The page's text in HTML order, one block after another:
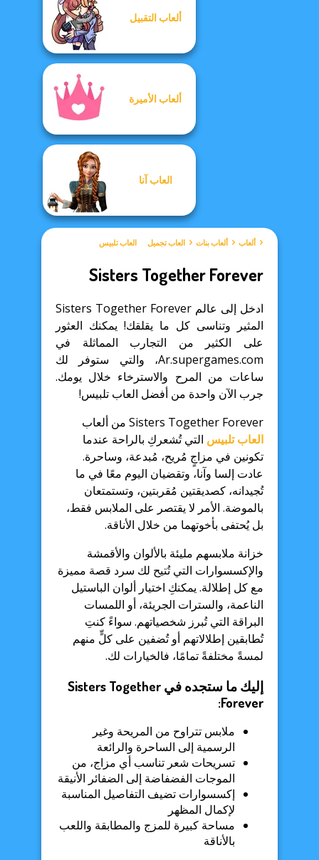
ألعاب التقبيل
ألعاب الأميرة
العاب آنا
ألعاب ألعاب بنات العاب تجميل العاب تلبيس
Sisters Together Forever
ادخل إلى عالم Sisters Together Forever
المثير وتناسى كل ما يقلقك! يمكنك العثور
على الكثير من التجارب المماثلة في
Ar.supergames.com، والتي ستوفر لك
ساعات من المرح والاسترخاء خلال يومك.
جرب الآن واحدة من أفضل العاب تلبيس!
Sisters Together Forever من ألعاب
العاب تلبيس التي تُشعركِ بالراحة عندما
تكونين في مزاجٍ مُريح، مُبدعة، وساحرة.
عادت إلسا وآنا، وتقضيان اليوم معًا في ما
تُجيدانه، كصديقتين مُقربتين، وتستمتعان
بالموضة. الأمر لا يقتصر على الملابس فقط،
بل يُحتفى بأخوتهما من خلال الأناقة.
خزانة ملابسهم مليئة بالألوان والأقمشة
والإكسسوارات التي تُتيح لك سرد قصة مميزة
مع كل إطلالة. يمكنكِ اختيار ألوان الباستيل
الناعمة، والسترات الجريئة، أو اللمسات
البراقة التي تُبرز شخصياتهم. سواءً كنتِ
تُطابقين إطلالاتهم أو تُضفين على كلٍّ منهم
لمسةً مختلفةً تمامًا، فالخيارات لك.
إليك ما ستجده في Sisters Together
Forever:
ملابس تتراوح من المريحة وغير
الرسمية إلى الساحرة والرائعة
تسريحات شعر تناسب أي مزاج، من
الموجات الفضفاضة إلى الضفائر الأنيقة
إكسسوارات تضيف التفاصيل المناسبة
لإكمال المظهر
مساحة كبيرة للمزج والمطابقة واللعب
بالأناقة